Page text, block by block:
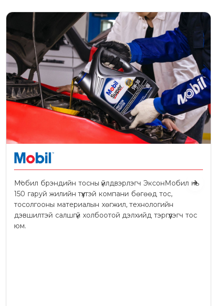
Мобил брэндийн тосны үйлдвэрлэгч ЭксонМобил нь
150 гаруй жилийн түүхтэй компани бөгөөд тос,
тосолгооны материалын хөгжил, технологийн
дэвшилтэй салшгүй холбоотой дэлхийд тэргүүлэгч тос
юм.